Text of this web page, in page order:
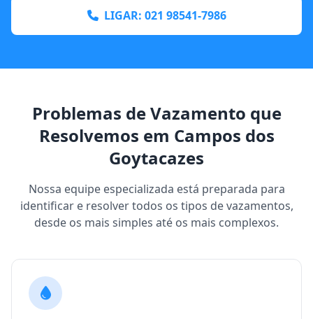
LIGAR: 021 98541-7986
Problemas de Vazamento que
Resolvemos em Campos dos
Goytacazes
Nossa equipe especializada está preparada para
identificar e resolver todos os tipos de vazamentos,
desde os mais simples até os mais complexos.